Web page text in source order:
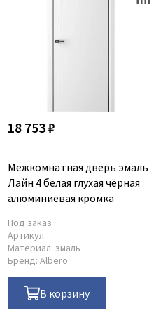
18 753 ₽
Межкомнатная дверь эмаль
Лайн 4 белая глухая чёрная
алюминиевая кромка
Под заказ
Артикул:
Материал: эмаль
Бренд: Albero
В корзину